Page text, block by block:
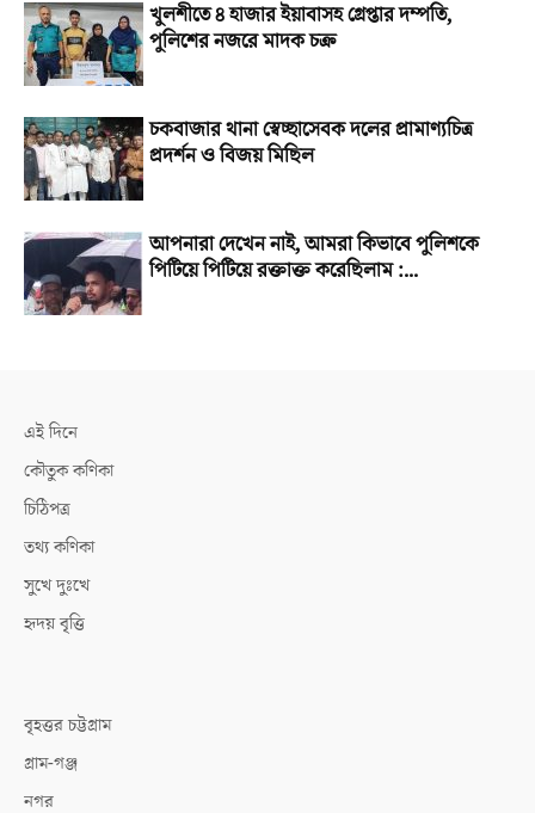
খুলশীতে ৪ হাজার ইয়াবাসহ গ্রেপ্তার দম্পতি,
পুলিশের নজরে মাদক চক্র
চকবাজার থানা স্বেচ্ছাসেবক দলের প্রামাণ্যচিত্র
প্রদর্শন ও বিজয় মিছিল
আপনারা দেখেন নাই, আমরা কিভাবে পুলিশকে
পিটিয়ে পিটিয়ে রক্তাক্ত করেছিলাম :...
এই দিনে
কৌতুক কণিকা
চিঠিপত্র
তথ্য কণিকা
সুখে দুঃখে
হৃদয় বৃত্তি
বৃহত্তর চট্টগ্রাম
গ্রাম-গঞ্জ
নগর